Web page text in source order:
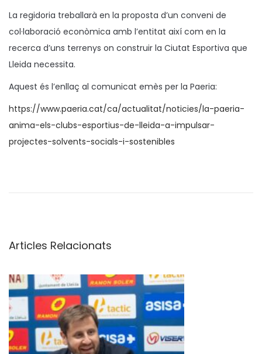
La regidoria treballarà en la proposta d’un conveni de
col·laboració econòmica amb l’entitat així com en la
recerca d’uns terrenys on construir la Ciutat Esportiva que
Lleida necessita.
Aquest és l’enllaç al comunicat emès per la Paeria:
https://www.paeria.cat/ca/actualitat/noticies/la-paeria-
anima-els-clubs-esportius-de-lleida-a-impulsar-
projectes-solvents-socials-i-sostenibles
i
a
E
s
p
o
Articles Relacionats